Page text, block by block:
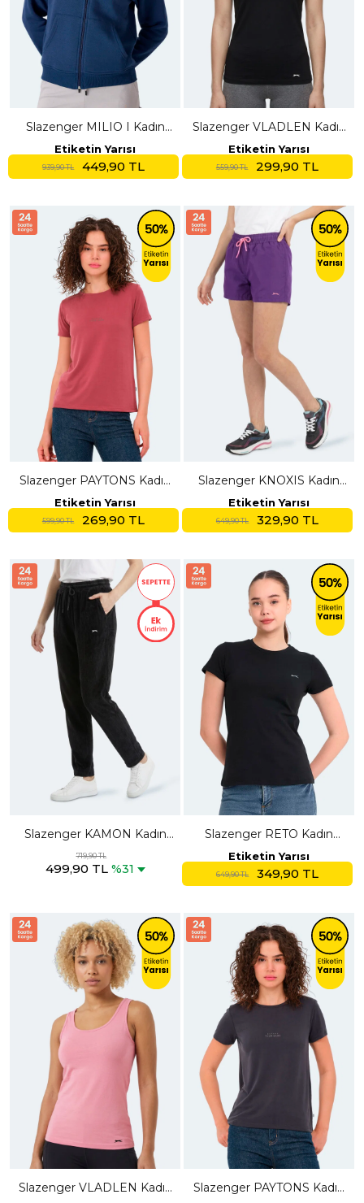
Slazenger MILIO I Kadın
Fermuarlı Kapüşonlu Cepli
Lacivert Sweatshırt
Etiketin Yarısı
939,90 TL 449,90 TL
Slazenger VLADLEN Kadın
Slim Fıt Kolsuz Siyah Atlet
Etiketin Yarısı
559,90 TL 299,90 TL
Slazenger PAYTONS Kadın
Bordo Tişört
Etiketin Yarısı
599,90 TL 269,90 TL
Slazenger KNOXIS Kadın
Cepli Deniz Şortu Mor Şort
Etiketin Yarısı
649,90 TL 329,90 TL
Slazenger KAMON Kadın
Siyah Eşofman Altı
719,90 TL
499,90 TL %31
Slazenger RETO Kadın
Siyah Tişört
Etiketin Yarısı
649,90 TL 349,90 TL
Slazenger VLADLEN Kadın
Slazenger PAYTONS Kadın